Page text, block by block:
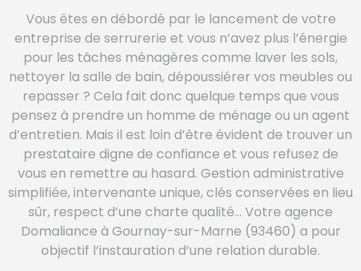
Vous êtes en débordé par le lancement de votre
entreprise de serrurerie et vous n’avez plus l’énergie
pour les tâches ménagères comme laver les sols,
nettoyer la salle de bain, dépoussiérer vos meubles ou
repasser ? Cela fait donc quelque temps que vous
pensez à prendre un homme de ménage ou un agent
d’entretien. Mais il est loin d’être évident de trouver un
prestataire digne de confiance et vous refusez de
vous en remettre au hasard. Gestion administrative
simplifiée, intervenante unique, clés conservées en lieu
sûr, respect d’une charte qualité… Votre agence
Domaliance à Gournay-sur-Marne (93460) a pour
objectif l’instauration d’une relation durable.